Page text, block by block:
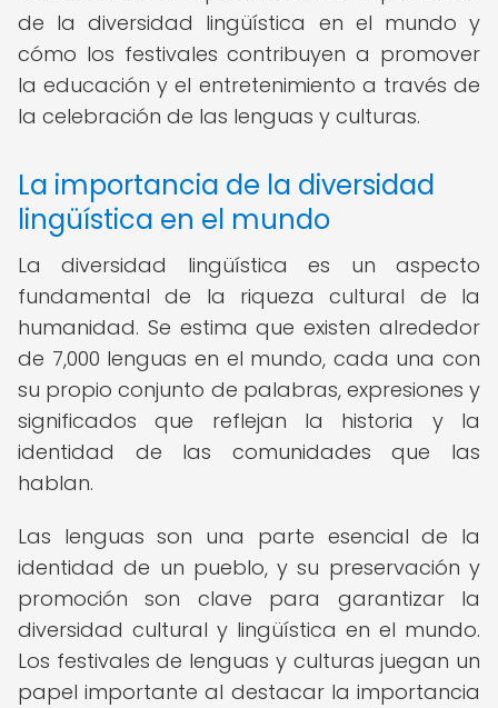
de la diversidad lingüística en el mundo y
cómo los festivales contribuyen a promover
la educación y el entretenimiento a través de
la celebración de las lenguas y culturas.
La importancia de la diversidad
lingüística en el mundo
La diversidad lingüística es un aspecto
fundamental de la riqueza cultural de la
humanidad. Se estima que existen alrededor
de 7,000 lenguas en el mundo, cada una con
su propio conjunto de palabras, expresiones y
significados que reflejan la historia y la
identidad de las comunidades que las
hablan.
Las lenguas son una parte esencial de la
identidad de un pueblo, y su preservación y
promoción son clave para garantizar la
diversidad cultural y lingüística en el mundo.
Los festivales de lenguas y culturas juegan un
papel importante al destacar la importancia